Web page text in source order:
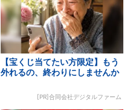
【宝くじ当てたい方限定】もう
外れるの、終わりにしませんか
[PR]合同会社デジタルファーム